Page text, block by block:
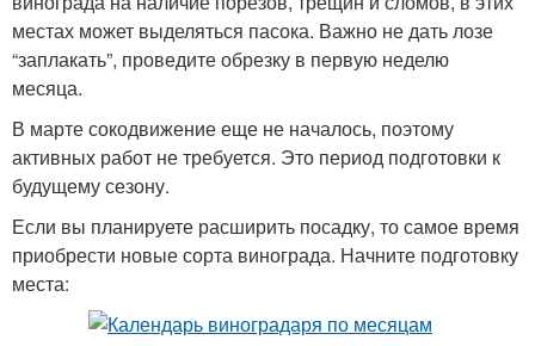
местах может выделяться пасока. Важно не дать лозе
“заплакать”, проведите обрезку в первую неделю
месяца.
В марте сокодвижение еще не началось, поэтому
активных работ не требуется. Это период подготовки к
будущему сезону.
Если вы планируете расширить посадку, то самое время
приобрести новые сорта винограда. Начните подготовку
места: